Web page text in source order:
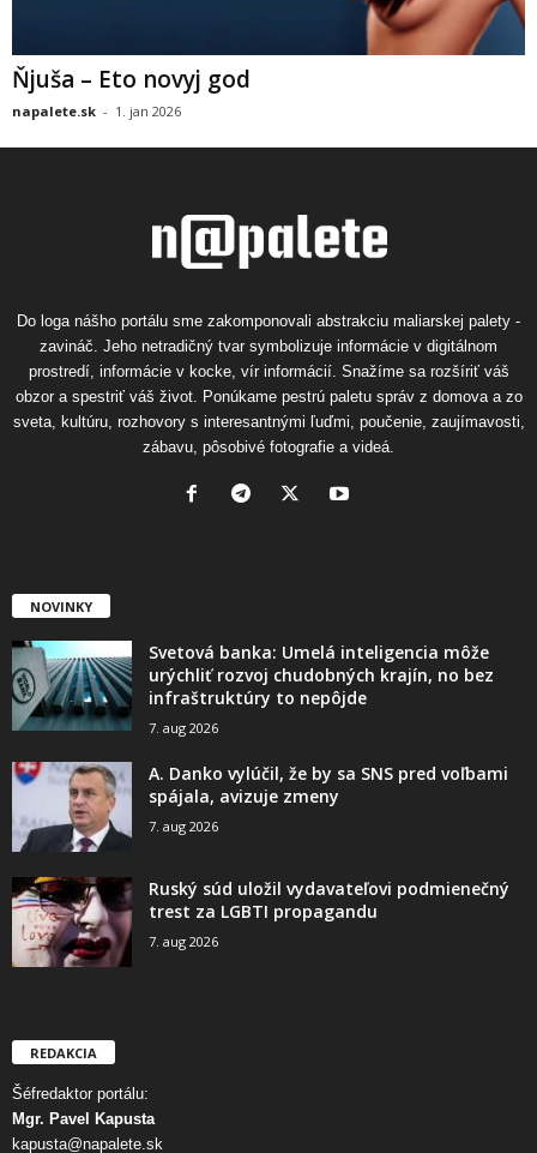
Ňjuša – Eto novyj god
napalete.sk - 1. jan 2026
Do loga nášho portálu sme zakomponovali abstrakciu maliarskej palety -
zavináč. Jeho netradičný tvar symbolizuje informácie v digitálnom
prostredí, informácie v kocke, vír informácií. Snažíme sa rozšíriť váš
obzor a spestriť váš život. Ponúkame pestrú paletu správ z domova a zo
sveta, kultúru, rozhovory s interesantnými ľuďmi, poučenie, zaujímavosti,
zábavu, pôsobivé fotografie a videá.
NOVINKY
Svetová banka: Umelá inteligencia môže
urýchliť rozvoj chudobných krajín, no bez
infraštruktúry to nepôjde
7. aug 2026
A. Danko vylúčil, že by sa SNS pred voľbami
spájala, avizuje zmeny
7. aug 2026
Ruský súd uložil vydavateľovi podmienečný
trest za LGBTI propagandu
7. aug 2026
REDAKCIA
Šéfredaktor portálu:
Mgr. Pavel Kapusta
kapusta@napalete.sk